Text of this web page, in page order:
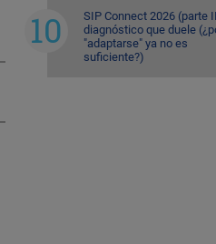
SIP Connect 2026 (parte
diagnóstico que duele
"adaptarse" ya no es
suficiente?)